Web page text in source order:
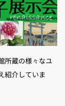
所蔵の様々なユ
紹介していま